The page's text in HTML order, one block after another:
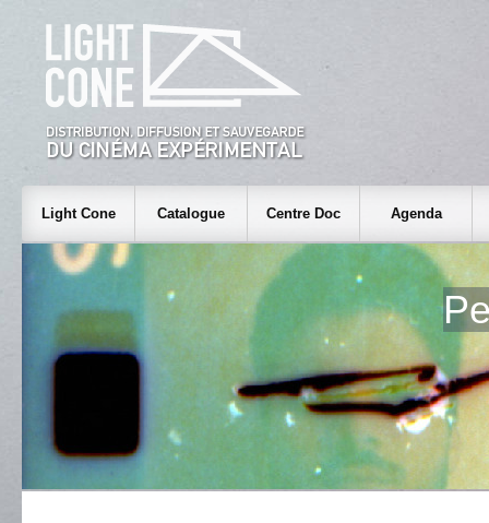
Light Cone Catalogue Centre Doc Agenda